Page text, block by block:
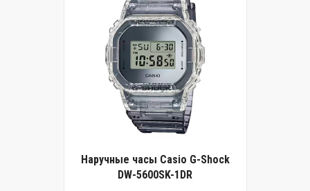
Наручные часы Casio G-Shock
DW-5600SK-1DR